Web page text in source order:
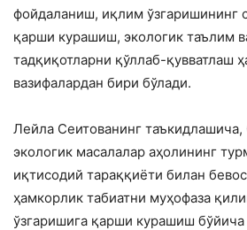
фойдаланиш, иқлим ўзгаришининг
қарши курашиш, экологик таълим
тадқиқотларни қўллаб-қувватлаш
вазифалардан бири бўлади.
Лейла Сеитованинг
экологик масалалар аҳолининг
иқтисодий тараққиёти билан
ҳамкорлик табиатни муҳофаза
ўзгаришига қарши курашиш бўйича